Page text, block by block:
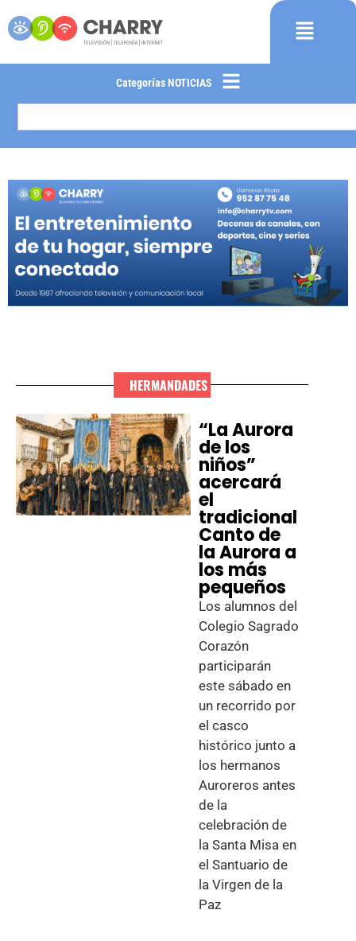
Categorías NOTICIAS
HERMANDADES
“La Aurora
de los
niños”
acercará
el
tradicional
Canto de
la Aurora a
los más
pequeños
Los alumnos del
Colegio Sagrado
Corazón
participarán
este sábado en
un recorrido por
el casco
histórico junto a
los hermanos
Auroreros antes
de la
celebración de
la Santa Misa en
el Santuario de
la Virgen de la
Paz